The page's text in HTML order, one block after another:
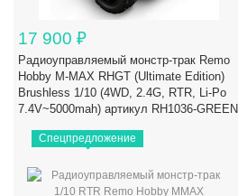
17 900 ₽
Радиоуправляемый монстр-трак Remo
Hobby M-MAX RHGT (Ultimate Edition)
Brushless 1/10 (4WD, 2.4G, RTR, Li-Po
7.4V~5000mah) артикул RH1036-GREEN
Спецпредложение